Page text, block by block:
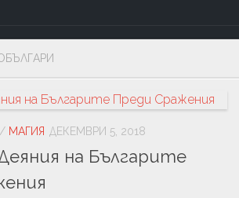
/ МАГИЯ ДЕКЕМВРИ 5, 2018
на Българите